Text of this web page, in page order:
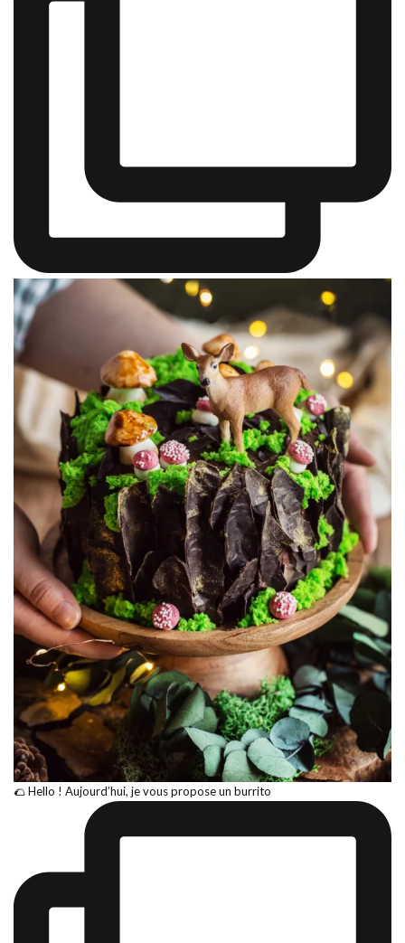
🌮 Hello ! Aujourd’hui, je vous propose un burrito